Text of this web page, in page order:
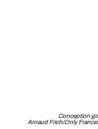
Conception
Arnaud Frich/Only